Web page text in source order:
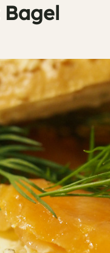
Bagel